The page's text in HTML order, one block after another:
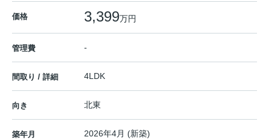
価格 3,399万円
管理費 -
間取り / 詳細 4LDK
向き 北東
築年月 2026年4月 (新築)